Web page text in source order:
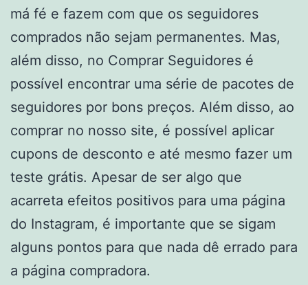
má fé e fazem com que os seguidores
comprados não sejam permanentes. Mas,
além disso, no Comprar Seguidores é
possível encontrar uma série de pacotes de
seguidores por bons preços. Além disso, ao
comprar no nosso site, é possível aplicar
cupons de desconto e até mesmo fazer um
teste grátis. Apesar de ser algo que
acarreta efeitos positivos para uma página
do Instagram, é importante que se sigam
alguns pontos para que nada dê errado para
a página compradora.